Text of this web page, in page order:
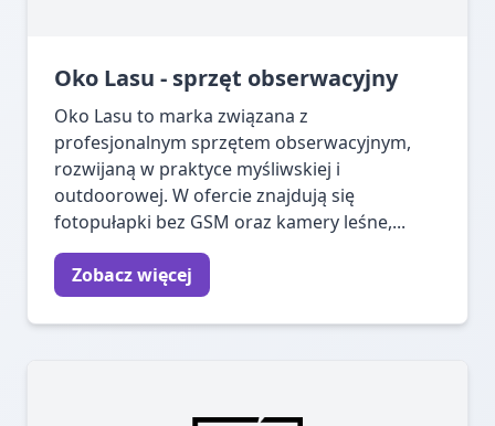
Oko Lasu - sprzęt obserwacyjny
Oko Lasu to marka związana z
profesjonalnym sprzętem obserwacyjnym,
rozwijaną w praktyce myśliwskiej i
outdoorowej. W ofercie znajdują się
fotopułapki bez GSM oraz kamery leśne,...
Zobacz więcej